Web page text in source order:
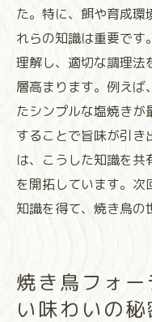
た。特に、餌や育成環
れらの知識は重要です
理解し、適切な調理法
層高まります。例えば
たシンプルな塩焼きが
することで旨味が引き
は、こうした知識を共
を開拓しています。次
知識を得て、焼き鳥の
焼き鳥フォ
い味わいの秘